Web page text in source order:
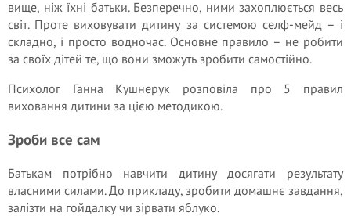
вище, ніж їхні батьки. Безперечно, ними захоплюється весь
світ. Проте виховувати дитину за системою селф-мейд – і
складно, і просто водночас. Основне правило – не робити
за своїх дітей те, що вони зможуть зробити самостійно.
Психолог Ганна Кушнерук розповіла про 5 правил
виховання дитини за цією методикою.
Зроби все сам
Батькам потрібно навчити дитину досягати результату
власними силами. До прикладу, зробити домашнє завдання,
залізти на гойдалку чи зірвати яблуко.